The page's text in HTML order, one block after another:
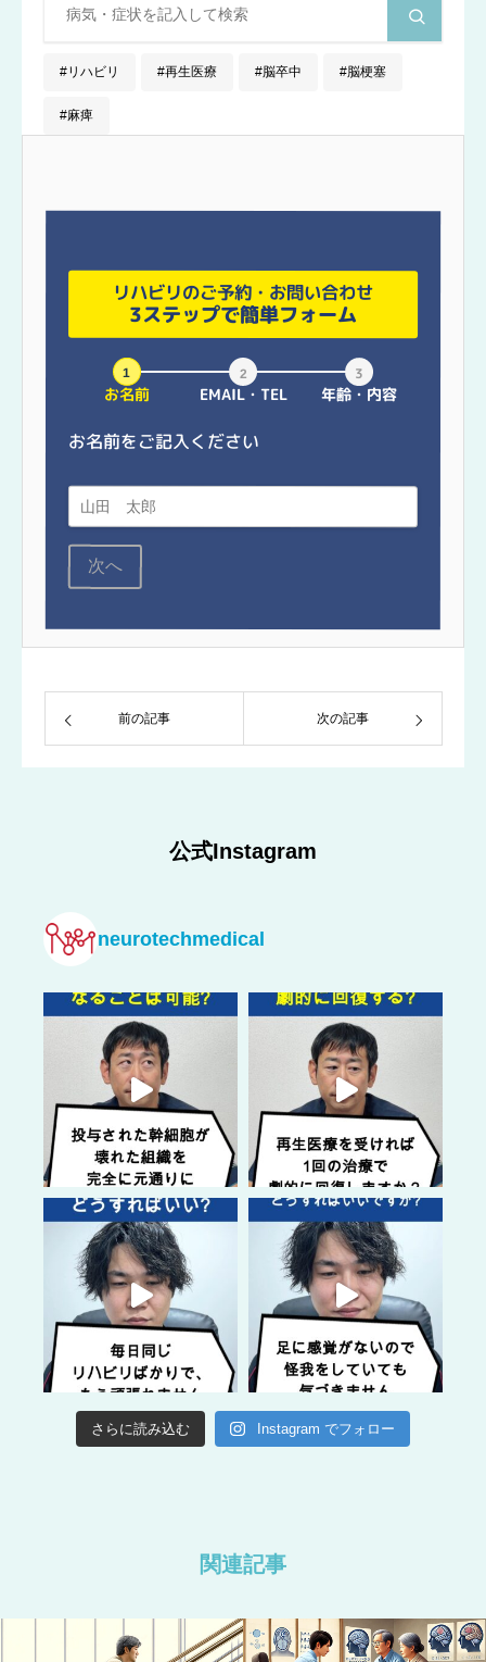
リハビリ 再生医療 脳卒中 脳梗塞
麻痺
リハビリのご予約・お問い合わせ
3ステップで簡単フォーム
お名前 EMAIL・TEL 年齢・内容
お名前をご記入ください
次へ
前の記事 次の記事
公式Instagram
neurotechmedical
さらに読み込む Instagram でフォロー
関連記事